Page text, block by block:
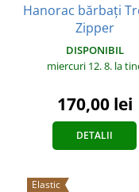
Hanorac bărbați
Zipper
DISPONIBIL
miercuri 12. 8. la
170,00 lei
DETALII
Elastic